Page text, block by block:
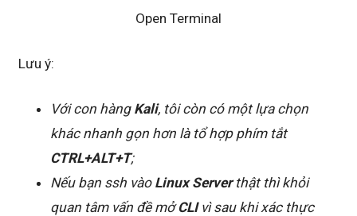
Open Terminal
Lưu ý:
Với con hàng Kali, tôi còn có một lựa chọn
khác nhanh gọn hơn là tổ hợp phím tắt
CTRL+ALT+T;
Nếu bạn ssh vào Linux Serverthật thì khỏi
quan tâm vấn đề mởCLIvì sau khi xác thực